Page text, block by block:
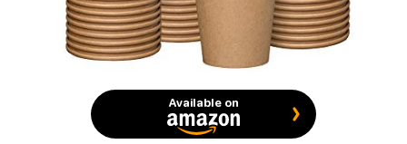
Available on